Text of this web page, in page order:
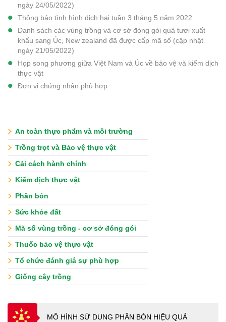
ngày 24/05/2022)
Thông báo tình hình dịch hại tuần 3 tháng 5 năm 2022
Danh sách các vùng trồng và cơ sở đóng gói quả tươi xuất
khẩu sang Úc, New zealand đã được cấp mã số (cập nhật
ngày 21/05/2022)
Họp song phương giữa Việt Nam và Úc về bảo vệ và kiểm dịch
thực vật
Đơn vị chứng nhận phù hợp
An toàn thực phẩm và môi trường
Trồng trọt và Bảo vệ thực vật
Cải cách hành chính
Kiểm dịch thực vật
Phân bón
Sức khỏe đất
Mã số vùng trồng - cơ sở đóng gói
Thuốc bảo vệ thực vật
Tổ chức đánh giá sự phù hợp
Giống cây trồng
MÔ HÌNH SỬ DUNG PHÂN BÓN HIỆU QUẢ